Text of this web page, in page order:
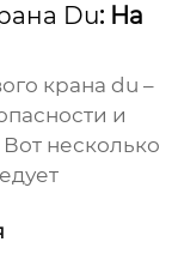
Du: На
крана du –
и
несколько